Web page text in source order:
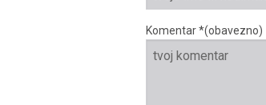
Komentar *(obavezno)